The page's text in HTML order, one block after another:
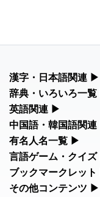
漢字・日本語関連 ▶
漢字の読み方検索、手
人
辞典・いろいろ一覧
部首・画数別の漢字一
リ
英語関連 ▶
カタカナ語・略語の意
カタ
中国語・韓国語関連
中国語のピンイン変換
手
有名人名一覧 ▶
海外セレブやスポー
言語ゲーム・クイズ
四字熟語パズルや漢字
ブックマークレット
ブラウザに登録して、
その他コンテンツ ▶